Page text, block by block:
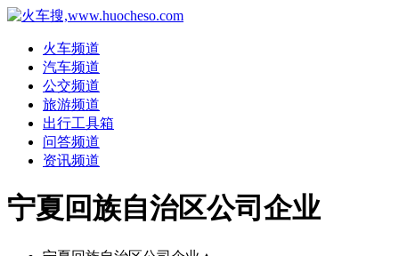
火车频道
汽车频道
公交频道
旅游频道
出行工具箱
问答频道
资讯频道
宁夏回族自治区公司企业